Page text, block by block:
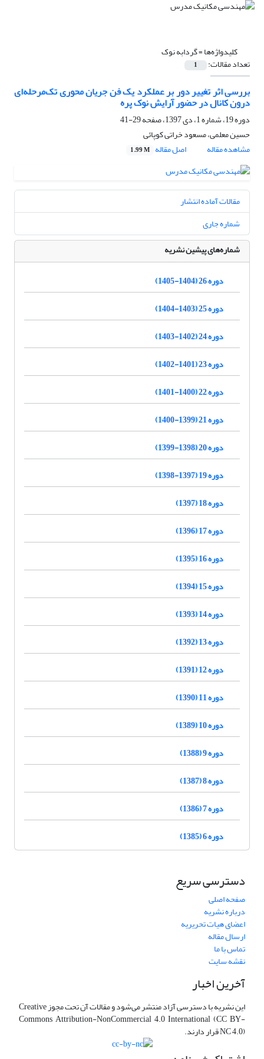
کلیدواژه‌ها =گردابه نوک
تعداد مقالات: 1
بررسی اثر تغییر دور بر عملکرد یک فن جریان محوری تک‌مرحله‌ای
درون کانال در حضور آرایش نوک پره
دوره 19، شماره 1، دی 1397، صفحه
29-41
حسین معلمی، مسعود خراتی کوپائی
مشاهده مقاله
اصل مقاله 1.99 M
مقالات آماده انتشار
شماره جاری
شماره‌های پیشین نشریه
دوره 26 (1404-1405)
دوره 25 (1403-1404)
دوره 24 (1402-1403)
دوره 23 (1401-1402)
دوره 22 (1400-1401)
دوره 21 (1399-1400)
دوره 20 (1398-1399)
دوره 19 (1397-1398)
دوره 18 (1397)
دوره 17 (1396)
دوره 16 (1395)
دوره 15 (1394)
دوره 14 (1393)
دوره 13 (1392)
دوره 12 (1391)
دوره 11 (1390)
دوره 10 (1389)
دوره 9 (1388)
دوره 8 (1387)
دوره 7 (1386)
دوره 6 (1385)
دسترسی سریع
صفحه اصلی
درباره نشریه
اعضای هیات تحریریه
ارسال مقاله
تماس با ما
نقشه سایت
آخرین اخبار
این نشریه با دسترسی آزاد منتشر می‌شود و مقالات آن تحت مجوز Creative
Commons Attribution-NonCommercial 4.0 International (CC BY-
NC 4.0) قرار دارند.